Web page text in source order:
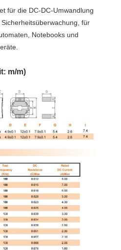
für die DC-DC-Umwandlung
für
Notebooks und
m/m)